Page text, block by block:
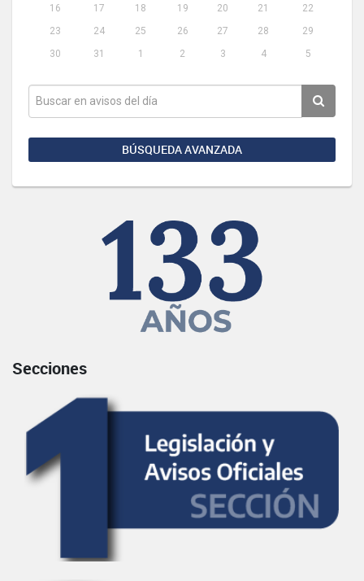
16
17 18 19 20 21
22
23
24 25 26 27 28
29
30
31 1 2 3 4 5
BÚSQUEDA AVANZADA
Secciones